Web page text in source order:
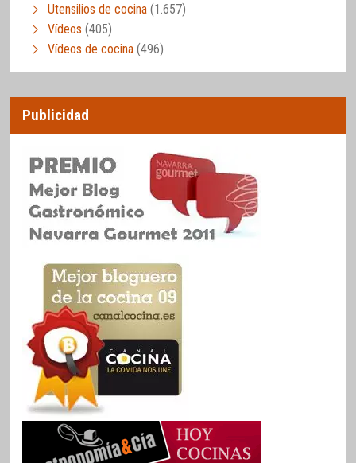
Utensilios de cocina (1.657)
Vídeos (405)
Vídeos de cocina (496)
Publicidad